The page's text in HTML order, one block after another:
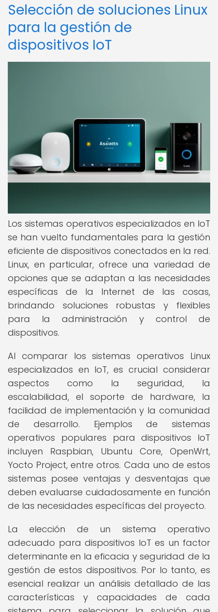
Selección de soluciones Linux
para la gestión de
dispositivos IoT
Los sistemas operativos especializados en IoT
se han vuelto fundamentales para la gestión
eficiente de dispositivos conectados en la red.
Linux, en particular, ofrece una variedad de
opciones que se adaptan a las necesidades
específicas de la Internet de las cosas,
brindando soluciones robustas y flexibles
para la administración y control de
dispositivos.
Al comparar los sistemas operativos Linux
especializados en IoT, es crucial considerar
aspectos como la seguridad, la
escalabilidad, el soporte de hardware, la
facilidad de implementación y la comunidad
de desarrollo. Ejemplos de sistemas
operativos populares para dispositivos IoT
incluyen Raspbian, Ubuntu Core, OpenWrt,
Yocto Project, entre otros. Cada uno de estos
sistemas posee ventajas y desventajas que
deben evaluarse cuidadosamente en función
de las necesidades específicas del proyecto.
La elección de un sistema operativo
adecuado para dispositivos IoT es un factor
determinante en la eficacia y seguridad de la
gestión de estos dispositivos. Por lo tanto, es
esencial realizar un análisis detallado de las
características y capacidades de cada